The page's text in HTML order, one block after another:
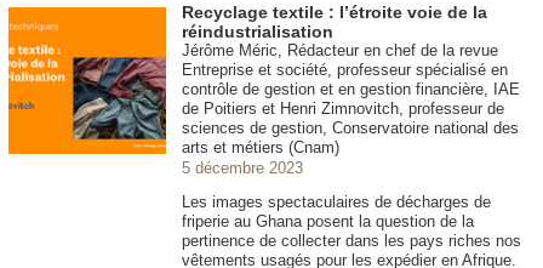
Recyclage textile : l’étroite voie de la
réindustrialisation
Jérôme Méric, Rédacteur en chef de la revue
Entreprise et société, professeur spécialisé en
contrôle de gestion et en gestion financière, IAE
de Poitiers et Henri Zimnovitch, professeur de
sciences de gestion, Conservatoire national des
arts et métiers (Cnam)
5 décembre 2023
Les images spectaculaires de décharges de
friperie au Ghana posent la question de la
pertinence de collecter dans les pays riches nos
vêtements usagés pour les expédier en Afrique.